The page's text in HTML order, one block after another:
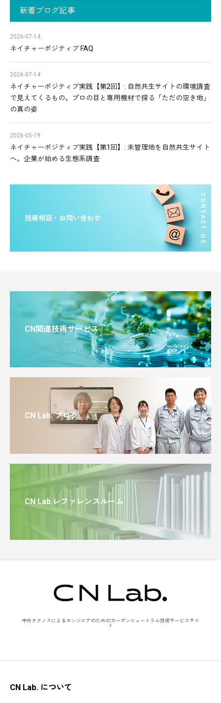
新着ブログ記事
ネイチャーポジティブ FAQ
2026-07-14
ネイチャーポジティブ実践【第2回】: 自然共生サイトの環境調査
で見えてくるもの。プロの目と専用機材で探る「ただの空き地」
の真の姿
2026-07-14
ネイチャーポジティブ実践【第1回】: 未管理地を自然共生サイト
へ。企業が始める生態系調査
2026-05-19
技術相談・お問い合わせ
CN関連技術サービス
CN Lab. ブログ
CN Lab.レファレンスルーム
中外テクノスによるエンジニアのためのカーボンニュートラル技術サービスサイ
ト
CN Lab. について